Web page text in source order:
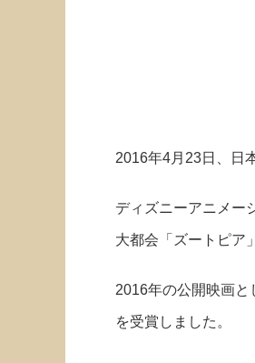
2016年4月23日、日
ディズニーアニメー
大都会「ズートピア
2016年の公開映画
を受賞しました。